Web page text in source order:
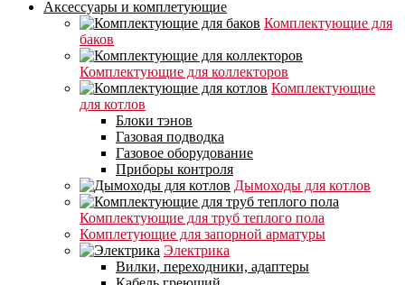
Аксессуары и комплетующие
Комплектующие для
баков
Комплектующие для коллекторов
Комплектующие
для котлов
Блоки тэнов
Газовая подводка
Газовое оборудование
Приборы контроля
Дымоходы для котлов
Комплектующие для труб теплого пола
Комплетующие для запорной арматуры
Электрика
Вилки, переходники, адаптеры